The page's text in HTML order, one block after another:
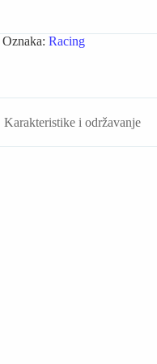
Oznaka: Racing
Karakteristike i održavanje